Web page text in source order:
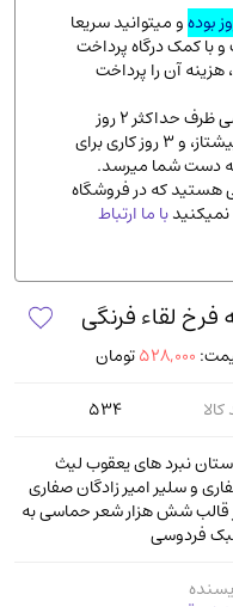
بودهو میتوانید سریعا
با کمک درگاه پرداخت
هزینه آن را پرداخت
کتاب های سفارشی ظرف حداکثر 2 روز
کاری برای پست پیشتاز، و 3 روز کاری برای
دست شما میرسد.
هستید که در فروشگاه
با ما ارتباط
فرخ لقاء فرنگی
528,000تومان
534
نبرد های یعقوب لیث
و سلیر امیر زادگان صفاری
قالب شش هزار شعر حماسی به
فردوسی